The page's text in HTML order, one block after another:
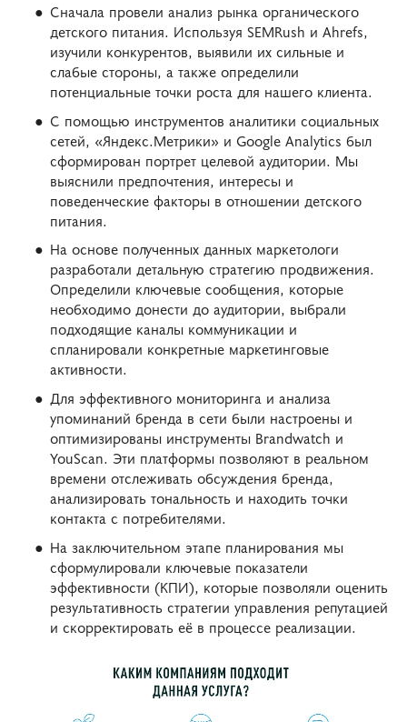
Сначала провели анализ рынка органического
детского питания. Используя SEMRush и Ahrefs,
изучили конкурентов, выявили их сильные и
слабые стороны, а также определили
потенциальные точки роста для нашего клиента.
С помощью инструментов аналитики социальных
сетей, «Яндекс.Метрики» и Google Analytics был
сформирован портрет целевой аудитории. Мы
выяснили предпочтения, интересы и
поведенческие факторы в отношении детского
питания.
На основе полученных данных маркетологи
разработали детальную стратегию продвижения.
Определили ключевые сообщения, которые
необходимо донести до аудитории, выбрали
подходящие каналы коммуникации и
спланировали конкретные маркетинговые
активности.
Для эффективного мониторинга и анализа
упоминаний бренда в сети были настроены и
оптимизированы инструменты Brandwatch и
YouScan. Эти платформы позволяют в реальном
времени отслеживать обсуждения бренда,
анализировать тональность и находить точки
контакта с потребителями.
На заключительном этапе планирования мы
сформулировали ключевые показатели
эффективности (КПИ), которые позволяли оценить
результативность стратегии управления репутацией
и скорректировать её в процессе реализации.